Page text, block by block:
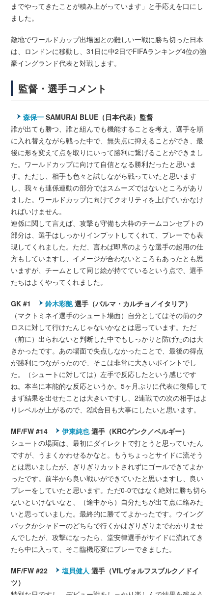
までやってきたことが積み上がっています」と手応えを口にし
ました。
敵地でワールドカップ出場国との難しい一戦に勝ち切った日本
は、ロンドンに移動し、31日に中2日でFIFAランキング4位の強
豪イングランド代表と対戦します。
監督・選手コメント
森保一 SAMURAI BLUE（日本代表）監督
誰が出ても勝つ、誰と組んでも機能することを考え、選手を順
に入れ替えながら戦った中で、無失点に抑えることができ、最
後に形を変えて点を取りにいって勝利に繋げることができまし
た。ワールドカップに向けて自信となる勝利だったと思いま
す。ただし、相手も色々と試しながら戦っていたと思います
し、我々も連係連動の部分ではスムーズではないところがあり
ました。ワールドカップに向けてクオリティを上げていかなけ
ればいけません。
連係に関して言えば、攻撃も守備も大枠のチームコンセプトの
部分は、選手はしっかりインプットしてくれて、プレーでも表
現してくれました。ただ、言わば即席のような選手の起用の仕
方もしていますし、イメージが合わないところもあったとも思
いますが、チームとして同じ絵が持てているという点で、選手
たちはよくやってくれました。
GK #1 鈴木彩艶 選手（パルマ・カルチョ／イタリア）
（マクトミネイ選手のシュート場面）自分としてはその前のク
ロスに対して行けたんじゃないかなとは思っています。ただ
（前に）出られないと判断した中でもしっかりと防げたのは大
きかったです。あの場面で失点しなかったことで、最後の得点
が勝利につながったので、そこは非常に大きいポイントでし
た。（シュートに対しては）左手で反応したという感じです
ね。本当に本能的な反応というか。5ヶ月ぶりに代表に復帰して
まず結果を出せたことは大きいですし、2連戦での次の相手はよ
りレベルが上がるので、2試合目も大事にしたいと思います。
MF/FW #14 伊東純也選手（KRCゲンク／ベルギー）
シュートの場面は、最初にダイレクトで打とうと思っていたん
ですが、うまくかわせるかなと。もうちょっとサイドに流そう
とは思いましたが、ぎりぎりカットされずにゴールできてよか
ったです。前半から良い戦いができていたと思いますし、良い
プレーをしていたと思います。ただ0-0ではなく絶対に勝ち切ら
ないといけないなと、（途中から）自分たちが出て点に絡みた
いと思っていました。最終的に勝ててよかったです。ウイング
バックかシャドーのどちらで行くかはぎりぎりまでわかりませ
んでしたが、攻撃になったら、堂安律選手がサイドに流れてき
たら中に入って、そこ臨機応変にプレーできました。
MF/FW #22 塩貝健人 選手（VfLヴォルフスブルク／ドイ
ツ）